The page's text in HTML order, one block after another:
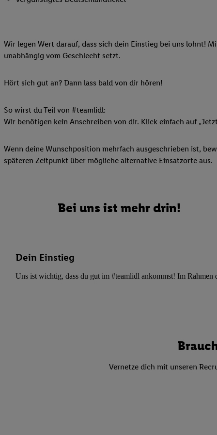
Wir legen Wert darauf, dass sich dein Einstieg bei uns lohnt!
unabhängig vom Geschlecht setzt.
Hört sich gut an? Dann lass bald von dir hören!
So wirst du Teil von #teamlidl:
Wir benötigen kein Anschreiben von dir. Klick einfach auf
Wenn deine Wunschposition mehrfach ausgeschrieben ist,
späteren Zeitpunkt über mögliche alternative Einsatzorte aus.
Bei uns ist mehr drin!
Dein Einstieg
Uns ist wichtig, dass du gut im #teamlidl ankommst! Im Rahmen
Vernetze dich mit unseren
Technologie in den
werden diese
Möglichkeit, Ihre
Marketing“ am
finden Sie in den
Ihre Einwilligung
Verknüpfung
von Zielgruppen
reduzierter Daten
zur Auswahl